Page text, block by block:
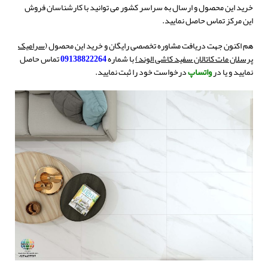
خرید این محصول و ارسال به سراسر کشور می توانید با کارشناسان فروش
این مرکز تماس حاصل نمایید.
هم اکنون جهت دریافت مشاوره تخصصی رایگان و خرید این محصول (سرامیک
پرسلان مات کاتالان سفید کاشی الوند)با شماره09138822264تماس حاصل
نمایید و یا درواتساپدرخواست خود را ثبت نمایید.